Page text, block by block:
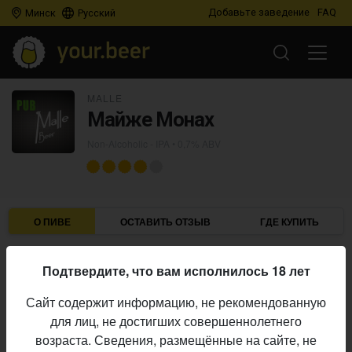
Минск Русский Добавьте заведение FAQ
Майже Монах
О ПИВЕ ОСТАВИТЬ ОТЗЫВ ГДЕ КУПИТЬ
Пивоварня:
Алкоголь:
0,7%
Начало
выпуска:
26.04.2026
Подтвердите, что вам исполнилось 18 лет
Сайт содержит информацию, не рекомендованную
для лиц, не достигших совершеннолетнего
возраста. Сведения, размещённые на сайте, не